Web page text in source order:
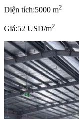
Diện tích:5000 m2
Giá:52 USD/m2